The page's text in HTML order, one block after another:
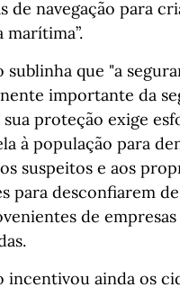
de navegação para
marítima”.
que "a
importante da
sua proteção exige
à população para
suspeitos e aos
para desconfiarem
de empresas
incentivou ainda os